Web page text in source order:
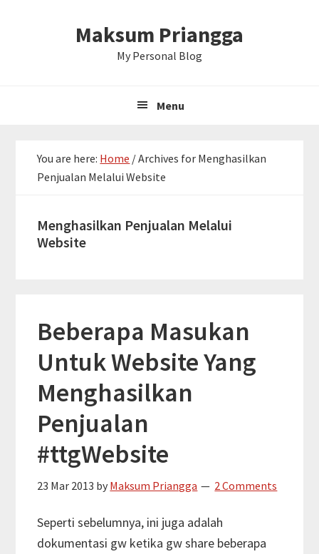
Maksum Priangga
My Personal Blog
Menu
You are here: Home /Archives for Menghasilkan
Penjualan Melalui Website
Menghasilkan Penjualan Melalui
Website
Beberapa Masukan
Untuk Website Yang
Menghasilkan
Penjualan
#ttgWebsite
23 Mar 2013 by Maksum Priangga 2 Comments
Seperti sebelumnya, ini juga adalah
dokumentasi gw ketika gw share beberapa